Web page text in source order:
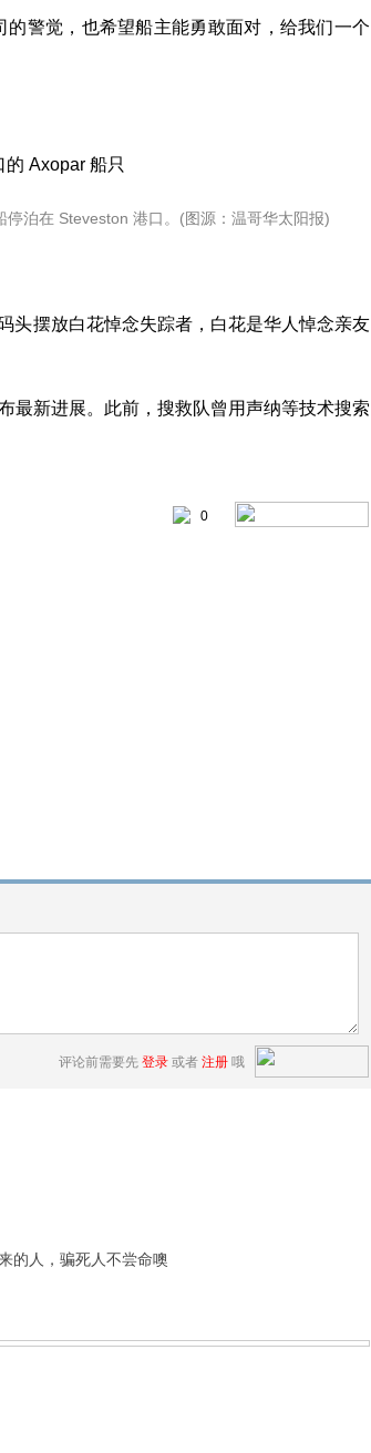
警觉，也希望船主能勇敢面对，给我们一个
泊在 Steveston 港口。(图源：温哥华太阳报)
头摆放白花悼念失踪者，白花是华人悼念亲友
最新进展。此前，搜救队曾用声纳等技术搜索
0
评论前需要先 登录 或者 注册 哦
的人，骗死人不尝命噢